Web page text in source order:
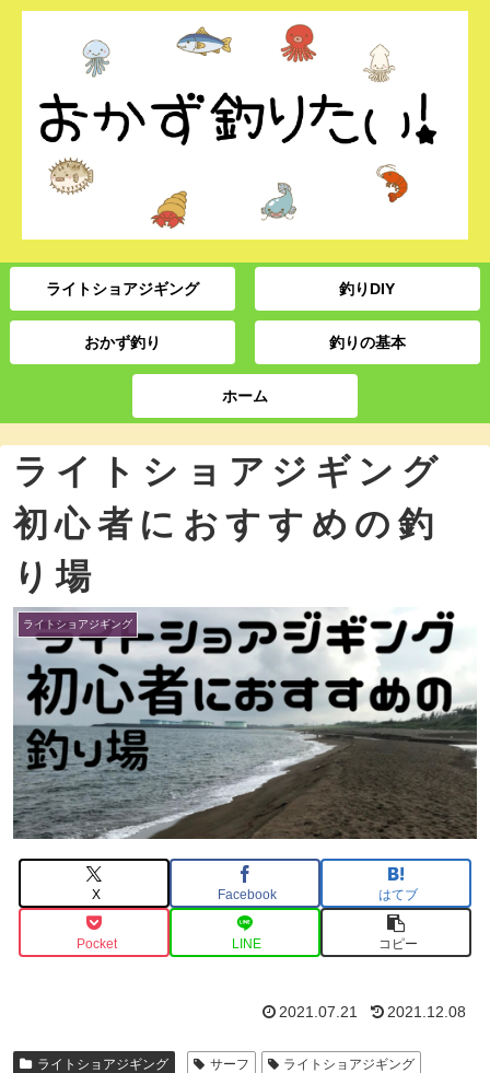
ライトショアジギング 釣りDIY
おかず釣り 釣りの基本
ホーム
ライトショアジギング
初心者におすすめの釣
り場
ライトショアジギング
X Facebook はてブ
Pocket LINE コピー
2021.07.21 2021.12.08
ライトショアジギング サーフ ライトショアジギング